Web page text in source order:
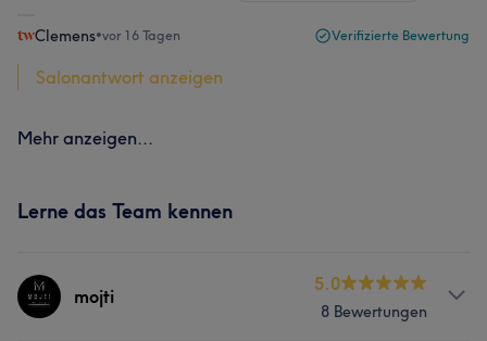
Clemens•vor 16 Tagen Verifizierte Bewertung
Salonantwort anzeigen
Mehr anzeigen...
Lerne das Team kennen
mojti
5.0
8 Bewertungen